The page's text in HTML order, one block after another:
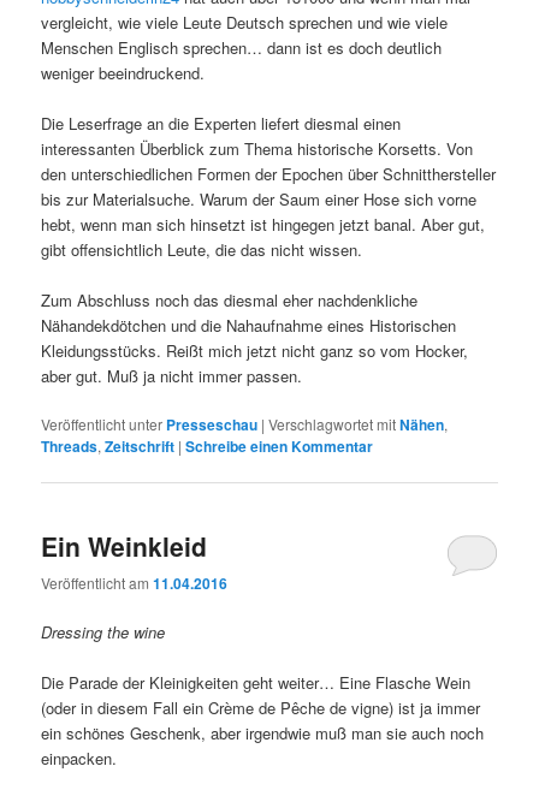
vergleicht, wie viele Leute Deutsch sprechen und wie viele
Menschen Englisch sprechen… dann ist es doch deutlich
weniger beeindruckend.
Die Leserfrage an die Experten liefert diesmal einen
interessanten Überblick zum Thema historische Korsetts. Von
den unterschiedlichen Formen der Epochen über Schnitthersteller
bis zur Materialsuche. Warum der Saum einer Hose sich vorne
hebt, wenn man sich hinsetzt ist hingegen jetzt banal. Aber gut,
gibt offensichtlich Leute, die das nicht wissen.
Zum Abschluss noch das diesmal eher nachdenkliche
Nähandekdötchen und die Nahaufnahme eines Historischen
Kleidungsstücks. Reißt mich jetzt nicht ganz so vom Hocker,
aber gut. Muß ja nicht immer passen.
Veröffentlicht unter Presseschau |Verschlagwortet mitNähen,
Threads,Zeitschrift |Schreibe einen Kommentar
Ein Weinkleid
Veröffentlicht am11.04.2016
Dressing the wine
Die Parade der Kleinigkeiten geht weiter… Eine Flasche Wein
(oder in diesem Fall ein Crème de Pêche de vigne) ist ja immer
ein schönes Geschenk, aber irgendwie muß man sie auch noch
einpacken.